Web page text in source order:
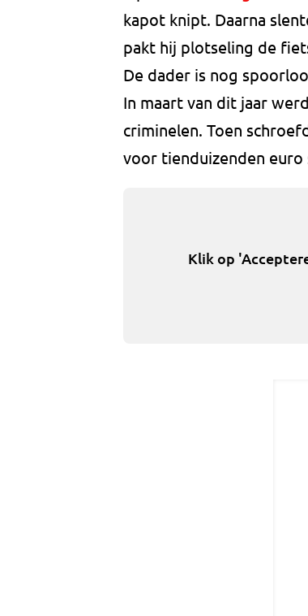
kapot knipt. Daarna
pakt hij plotseling de
De dader is nog
In maart van dit jaar
criminelen. Toen
voor tienduizenden euro
Klik op